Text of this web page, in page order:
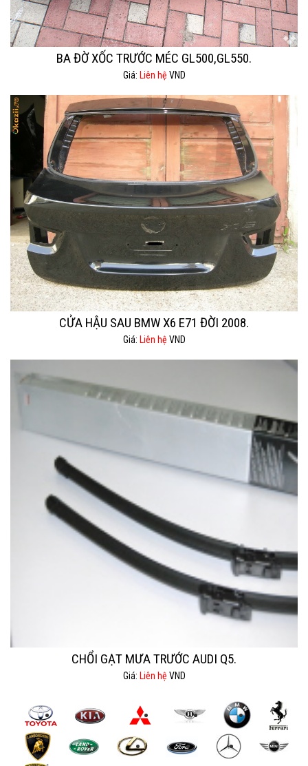
BA ĐỜ XỐC TRƯỚC MÉC GL500,GL550.
Giá: Liên hệ VND
CỬA HẬU SAU BMW X6 E71 ĐỜI 2008.
Giá: Liên hệ VND
CHỔI GẠT MƯA TRƯỚC AUDI Q5.
Giá: Liên hệ VND